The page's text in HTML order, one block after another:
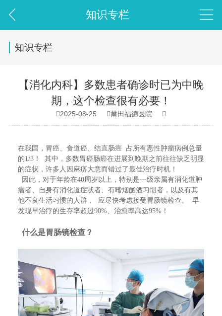
知识专栏
知识专栏
【消化内科】多数患者确诊时已为中晚
期，这个检查很有必要！
2025-08-25 莆田福德医院 
在我国，胃癌、食道癌、结直肠癌 占所有恶性肿瘤病例总量
的1/3！ 其中，多数胃癌肠癌在进展到晚期之前往往缺乏明显
的症状，许多人因麻痹大意而错过了最佳治疗时机！
因此，对于年龄在40周岁以上，特别是一级亲属有消化道肿
瘤者、自身有消化道症状者、有嗜烟酗酒习惯者，以及有其
他不良生活习惯的人群， 应尽快考虑接受胃肠镜检查。 早
发现早治疗的生存率超过90%、治愈率高达95%！
什么是胃肠镜检查？